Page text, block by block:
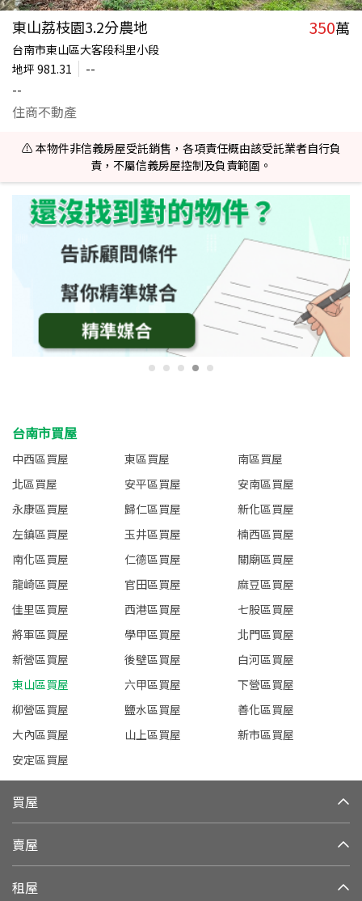
東山荔枝園3.2分農地 350萬
台南市東山區大客段科里小段
地坪 981.31
--
--
住商不動產
⚠️ 本物件非信義房屋受託銷售，各項責任概由該受託業者自行負
責，不屬信義房屋控制及負責範圍。
台南市買屋
中西區買屋 東區買屋
南區買屋
北區買屋
安平區買屋
安南區買屋
永康區買屋
歸仁區買屋
新化區買屋
左鎮區買屋
玉井區買屋
楠西區買屋
南化區買屋
仁德區買屋
關廟區買屋
龍崎區買屋
官田區買屋
麻豆區買屋
佳里區買屋
西港區買屋
七股區買屋
將軍區買屋
學甲區買屋
北門區買屋
新營區買屋
後壁區買屋
白河區買屋
東山區買屋
六甲區買屋
下營區買屋
柳營區買屋
鹽水區買屋
善化區買屋
大內區買屋
山上區買屋
新市區買屋
安定區買屋
買屋
賣屋
租屋